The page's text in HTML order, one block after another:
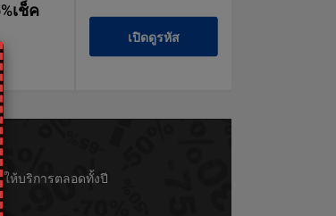
เช็ค
เปิดดูรหัส
ให้บริการตลอดทั้งปี